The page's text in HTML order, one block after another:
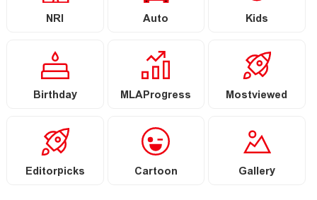
NRI Auto Kids
Birthday MLAProgress Mostviewed
Editorpicks Cartoon Gallery